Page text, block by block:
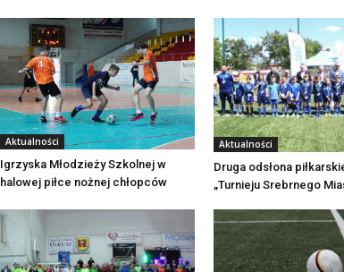
Aktualności
Igrzyska Młodzieży Szkolnej w
halowej piłce nożnej chłopców
Aktualności
Druga odsłona
„Turnieju Srebrnego